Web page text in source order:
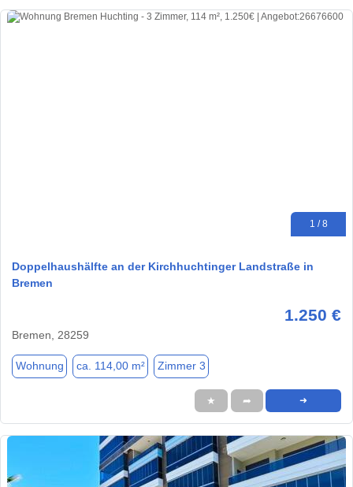
1 / 8
Doppelhaushälfte an der Kirchhuchtinger Landstraße in
Bremen
1.250 €
Bremen, 28259
Wohnung ca. 114,00 m² Zimmer 3
★ ➦ ➜